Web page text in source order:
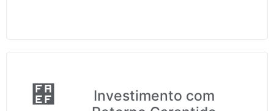
Investimento com